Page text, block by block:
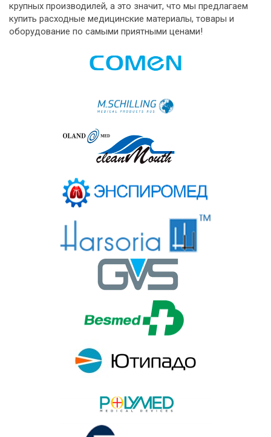
крупных производилей, а это значит, что мы предлагаем
купить расходные медицинские материалы, товары и
оборудование по самыми приятными ценами!